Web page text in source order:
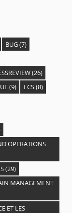
BUG(7)
(26)
(9) LCS(8)
OPERATIONS
(29)
MANAGEMENT
ET LES